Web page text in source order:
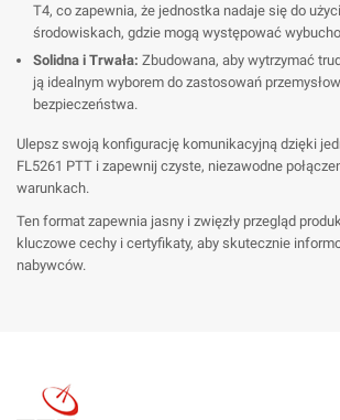
T4, co zapewnia, że jednostka nadaje się do
środowiskach, gdzie mogą występować
Solidna i Trwała: Zbudowana, aby wytrzymać
ją idealnym wyborem do zastosowań
bezpieczeństwa.
Ulepsz swoją konfigurację komunikacyjną dzięki
FL5261 PTT i zapewnij czyste, niezawodne
warunkach.
Ten format zapewnia jasny i zwięzły przegląd
kluczowe cechy i certyfikaty, aby skutecznie
nabywców.